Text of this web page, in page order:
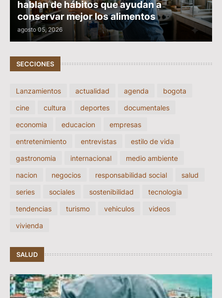
hablan de hábitos que ayudan a
conservar mejor los alimentos
agosto 05, 2026
SECCIONES
Lanzamientos actualidad agenda
bogota
cine
cultura deportes
documentales
economia
educacion
empresas
entretenimiento
entrevistas
estilo de vida
gastronomia
internacional
medio ambiente
nacion
negocios responsabilidad social
salud
series
sociales sostenibilidad
tecnologia
tendencias
turismo vehiculos
videos
vivienda
SALUD